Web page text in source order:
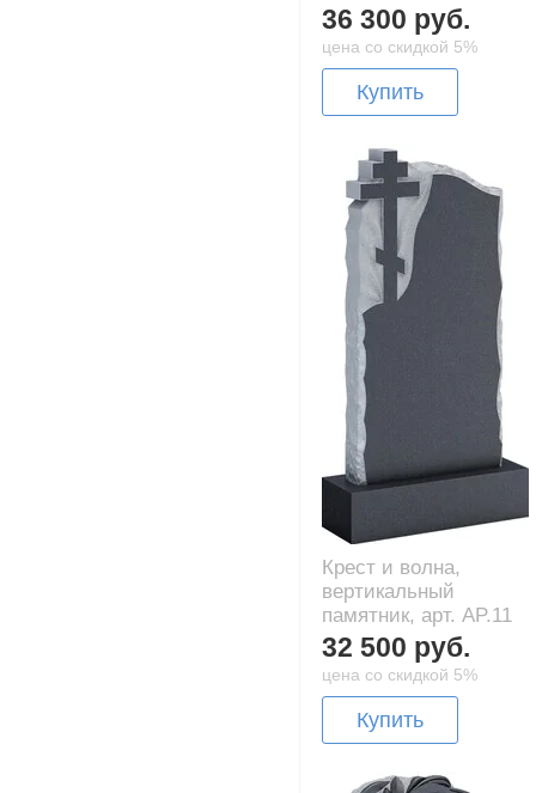
36 300 руб.
цена со скидкой 5%
Купить
Крест и волна,
вертикальный
памятник, арт. AP.11
32 500 руб.
цена со скидкой 5%
Купить